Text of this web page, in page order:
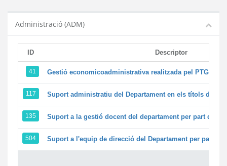
Administració (ADM)
ID Descriptor
41 Gestió economicoadministrativa realitzada pel PTGAS
117 Suport administratiu del Departament en els títols de
135 Suport a la gestió docent del departament per part del
504 Suport a l'equip de direcció del Departament per part del